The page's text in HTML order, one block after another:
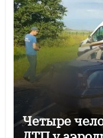
Четыре